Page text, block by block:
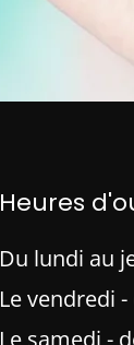
Heures
Du lundi au
Le vendredi
Le samedi -